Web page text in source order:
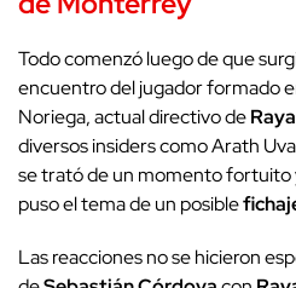
Todo comenzó luego de que
encuentro del jugador formado
Noriega, actual directivo de
diversos insiders como Arath
se trató de un momento fortuito
puso el tema de un posible
Las reacciones no se hicieron